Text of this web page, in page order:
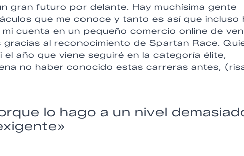
gran futuro por delante. Hay muchísima gente
que me conoce y tanto es así que incluso
cuenta en un pequeño comercio online de
al reconocimiento de Spartan Race.
año que viene seguiré en la categoría élite,
no haber conocido estas carreras antes,
lo hago a un nivel